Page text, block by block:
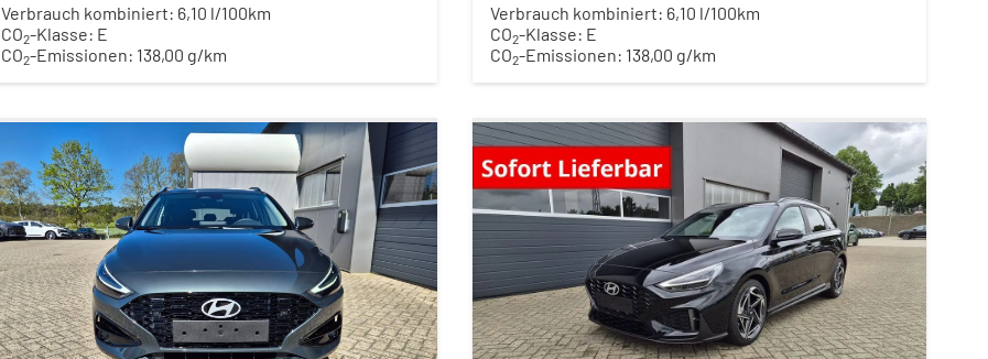
Verbrauch kombiniert: 6,10 l/100km
CO2-Klasse: E
CO2-Emissionen: 138,00 g/km
Verbrauch kombiniert: 6,10 l/100km
CO2-Klasse: E
CO2-Emissionen: 138,00 g/km